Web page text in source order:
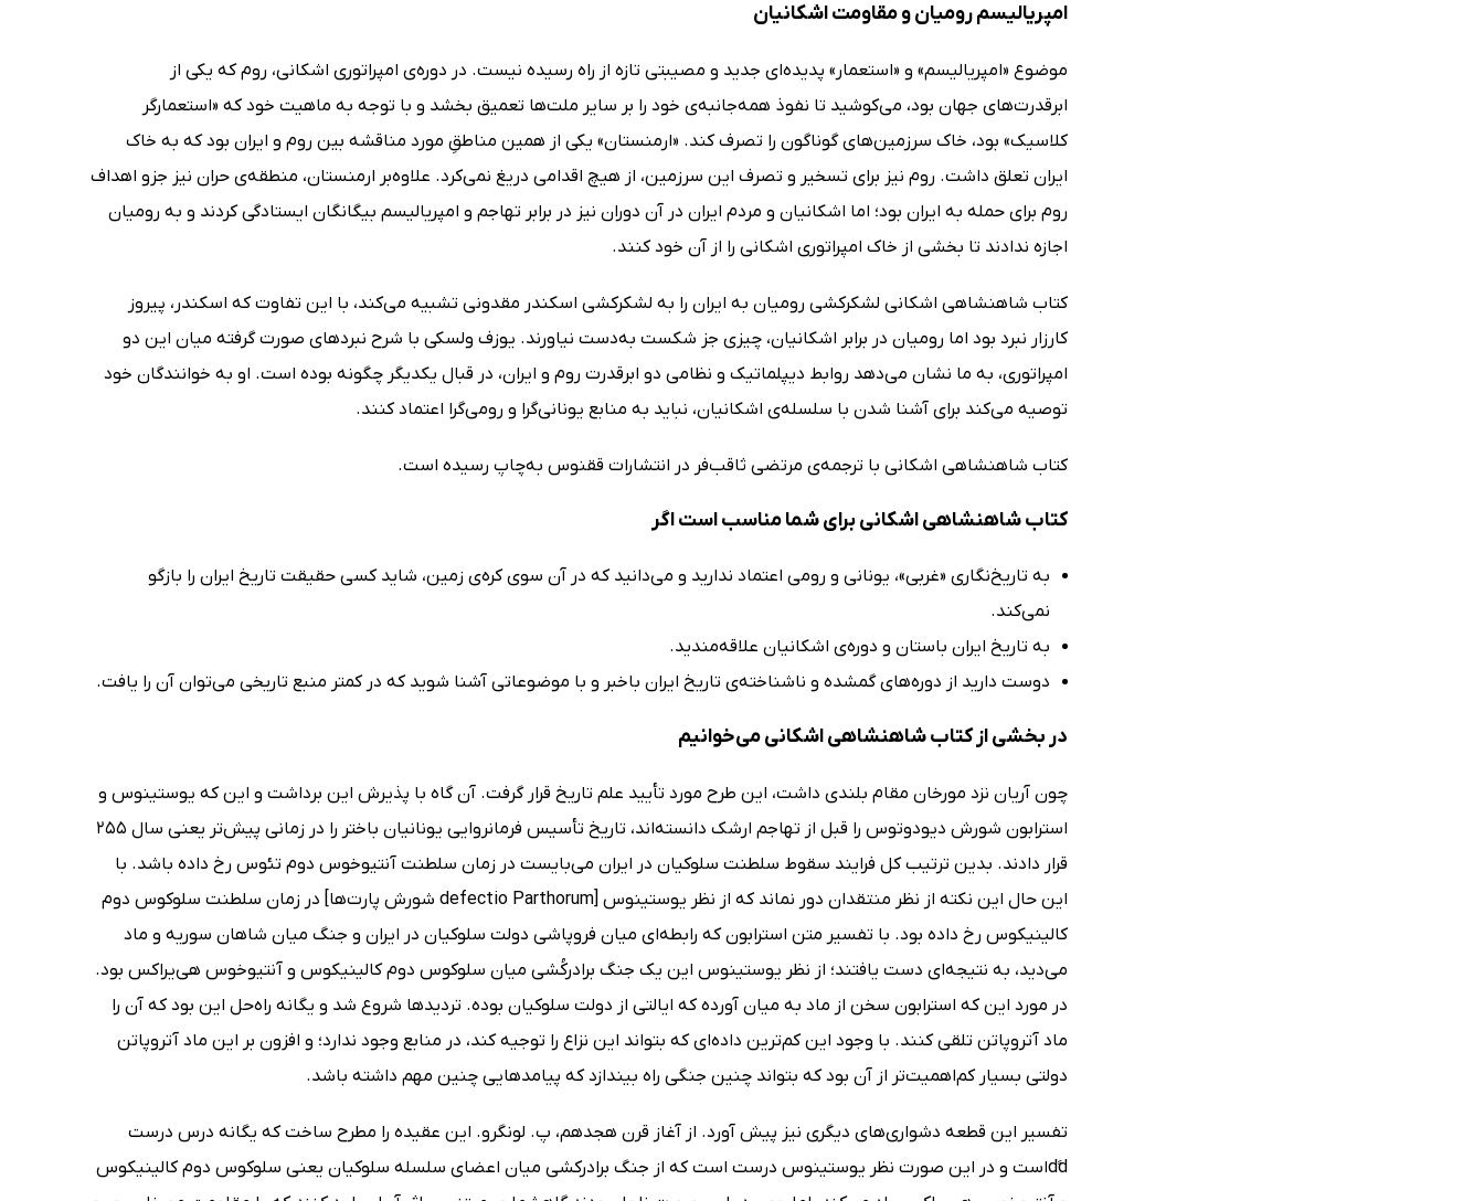
امپریالیسم رومیان و مقاومت اشکانیان
موضوع «امپریالیسم» و «استعمار» پدیده‌ای جدید و مصیبتی تازه از راه رسیده نیست. در دوره‌ی امپراتوری اشکانی، روم که یکی از
ابرقدرت‌های جهان بود، می‌کوشید تا نفوذ همه‌جانبه‌ی خود را بر سایر ملت‌ها تعمیق بخشد و با توجه به ماهیت خود که «استعمارگر
کلاسیک» بود، خاک سرزمین‌های گوناگون را تصرف کند. «ارمنستان» یکی از همین مناطقِ مورد مناقشه بین روم و ایران بود که به خاک
ایران تعلق داشت. روم نیز برای تسخیر و تصرف این سرزمین، از هیچ اقدامی دریغ نمی‌کرد. علاوه‌بر ارمنستان، منطقه‌ی حران نیز جزو اهداف
روم برای حمله به ایران بود؛ اما اشکانیان و مردم ایران در آن دوران نیز در برابر تهاجم و امپریالیسم بیگانگان ایستادگی کردند و به رومیان
اجازه ندادند تا بخشی از خاک امپراتوری اشکانی را از آن خود کنند.
کتاب شاهنشاهی اشکانی لشکرکشی رومیان به ایران را به لشکرکشی اسکندر مقدونی تشبیه می‌کند، با این تفاوت که اسکندر، پیروز
کارزار نبرد بود اما رومیان در برابر اشکانیان، چیزی جز شکست به‌دست نیاورند. یوزف ولسکی با شرح نبردهای صورت گرفته میان این دو
امپراتوری، به ما نشان می‌دهد روابط دیپلماتیک و نظامی دو ابرقدرت روم و ایران، در قبال یکدیگر چگونه بوده است. او به خوانندگان خود
توصیه می‌کند برای آشنا شدن با سلسله‌ی اشکانیان، نباید به منابع یونانی‌گرا و رومی‌گرا اعتماد کنند.
کتاب شاهنشاهی اشکانی با ترجمه‌ی مرتضی ثاقب‌فر در انتشارات ققنوس به‌چاپ رسیده است.
کتاب شاهنشاهی اشکانی برای شما مناسب است اگر
به تاریخ‌نگاری «غربی»، یونانی و رومی اعتماد ندارید و می‌دانید که در آن سوی کره‌ی زمین، شاید کسی حقیقت تاریخ ایران را بازگو
نمی‌کند.
به تاریخ ایران باستان و دوره‌ی اشکانیان علاقه‌مندید.
دوست دارید از دوره‌های گمشده و ناشناخته‌ی تاریخ ایران باخبر و با موضوعاتی آشنا شوید که در کمتر منبع تاریخی می‌توان آن را یافت.
در بخشی از کتاب شاهنشاهی اشکانی می‌خوانیم
چون آریان نزد مورخان مقام بلندى داشت، این طرح مورد تأیید علم تاریخ قرار گرفت. آن گاه با پذیرش این برداشت و این که یوستینوس و
استرابون شورش دیودوتوس را قبل از تهاجم ارشک دانسته‌اند، تاریخ تأسیس فرمانروایى یونانیان باختر را در زمانى پیش‌تر یعنى سال 255
قرار دادند. بدین ترتیب کل فرایند سقوط سلطنت سلوکیان در ایران مى‌بایست در زمان سلطنت آنتیوخوس دوم تئوس رخ داده باشد. با
این حال این نکته از نظر منتقدان دور نماند که از نظر یوستینوس [defectio Parthorum شورش پارت‌ها] در زمان سلطنت سلوکوس دوم
کالینیکوس رخ داده بود. با تفسیر متن استرابون که رابطه‌اى میان فروپاشى دولت سلوکیان در ایران و جنگ میان شاهان سوریه و ماد
مى‌دید، به نتیجه‌اى دست یافتند؛ از نظر یوستینوس این یک جنگ برادرکُشى میان سلوکوس دوم کالینیکوس و آنتیوخوس هى‌یراکس بود.
در مورد این که استرابون سخن از ماد به میان آورده که ایالتى از دولت سلوکیان بوده. تردیدها شروع شد و یگانه راه‌حل این بود که آن را
ماد آتروپاتن تلقى کنند. با وجود این کم‌ترین داده‌اى که بتواند این نزاع را توجیه کند، در منابع وجود ندارد؛ و افزون بر این ماد آتروپاتن
دولتى بسیار کم‌اهمیت‌تر از آن بود که بتواند چنین جنگى راه بیندازد که پیامدهایى چنین مهم داشته باشد.
تفسیر این قطعه دشوارى‌هاى دیگرى نیز پیش آورد. از آغاز قرن هجدهم، پ. لونگرو. این عقیده را مطرح ساخت که یگانه درس درست
dََdاست و در این صورت نظر یوستینوس درست است که از جنگ برادرکشى میان اعضاى سلسله سلوکیان یعنى سلوکوس دوم کالینیکوس